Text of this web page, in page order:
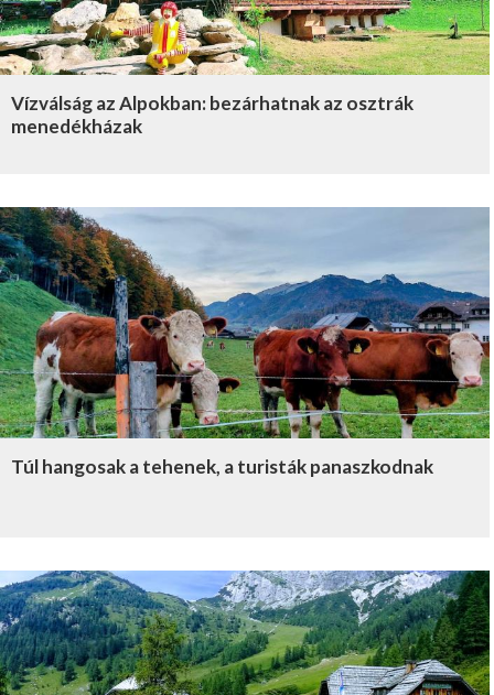
Vízválság az Alpokban: bezárhatnak az osztrák
menedékházak
Túl hangosak a tehenek, a turisták panaszkodnak